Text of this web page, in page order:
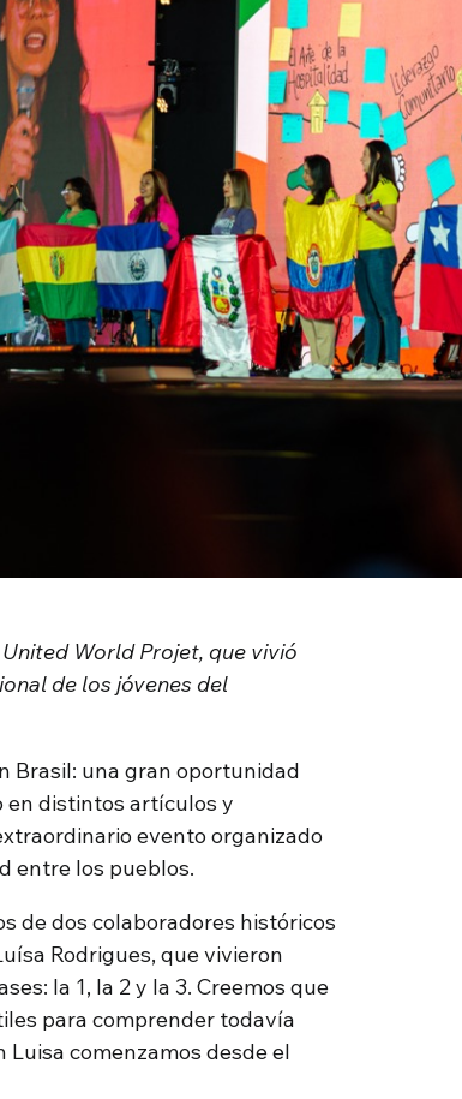
World Projet, que vivió
de los jóvenes del
Brasil: una gran oportunidad
en distintos artículos y
evento organizado
entre los pueblos.
de dos colaboradores históricos
Rodrigues, que vivieron
la 1, la 2 y la 3. Creemos que
para comprender todavía
comenzamos desde el